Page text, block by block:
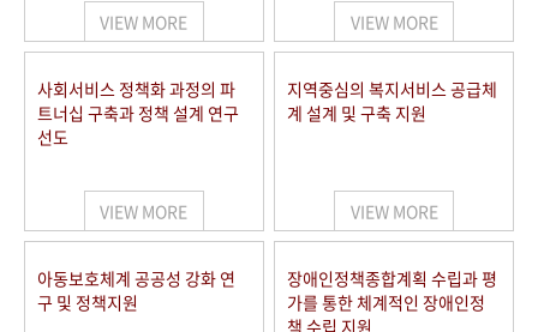
VIEW MORE VIEW MORE
사회서비스 정책화 과정의 파
트너십 구축과 정책 설계 연구
선도
VIEW MORE
지역중심의 복지서비스 공급체
계 설계 및 구축 지원
VIEW MORE
아동보호체계 공공성 강화 연
구 및 정책지원
장애인정책종합계획 수립과 평
가를 통한 체계적인 장애인정
책 수립 지원